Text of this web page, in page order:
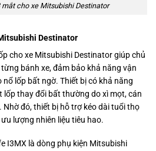
cho xe Mitsubishi Destinator
Destinator
cho xe Mitsubishi Destinator giúp chủ
bánh xe, đảm bảo khả năng vận
lốp bất ngờ. Thiết bị có khả năng
lốp thay đổi bất thường do xì mọt, cán
Nhờ đó, thiết bị hỗ trợ kéo dài tuổi thọ
lượng nhiên liệu tiêu hao.
I3MX là dòng phụ kiện Mitsubishi